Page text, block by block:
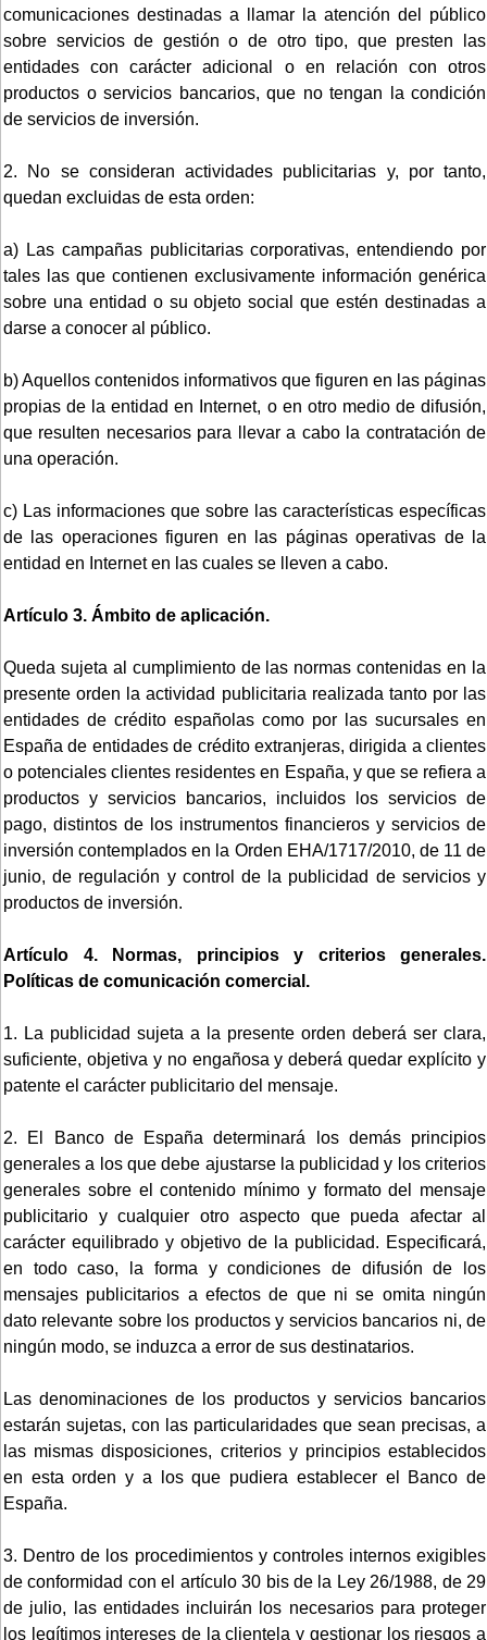
comunicaciones destinadas a llamar la atención del público
sobre servicios de gestión o de otro tipo, que presten las
entidades con carácter adicional o en relación con otros
productos o servicios bancarios, que no tengan la condición
de servicios de inversión.
2. No se consideran actividades publicitarias y, por tanto,
quedan excluidas de esta orden:
a) Las campañas publicitarias corporativas, entendiendo por
tales las que contienen exclusivamente información genérica
sobre una entidad o su objeto social que estén destinadas a
darse a conocer al público.
b) Aquellos contenidos informativos que figuren en las páginas
propias de la entidad en Internet, o en otro medio de difusión,
que resulten necesarios para llevar a cabo la contratación de
una operación.
c) Las informaciones que sobre las características específicas
de las operaciones figuren en las páginas operativas de la
entidad en Internet en las cuales se lleven a cabo.
Artículo 3. Ámbito de aplicación.
Queda sujeta al cumplimiento de las normas contenidas en la
presente orden la actividad publicitaria realizada tanto por las
entidades de crédito españolas como por las sucursales en
España de entidades de crédito extranjeras, dirigida a clientes
o potenciales clientes residentes en España, y que se refiera a
productos y servicios bancarios, incluidos los servicios de
pago, distintos de los instrumentos financieros y servicios de
inversión contemplados en la Orden EHA/1717/2010, de 11 de
junio, de regulación y control de la publicidad de servicios y
productos de inversión.
Artículo 4. Normas, principios y criterios generales.
Políticas de comunicación comercial.
1. La publicidad sujeta a la presente orden deberá ser clara,
suficiente, objetiva y no engañosa y deberá quedar explícito y
patente el carácter publicitario del mensaje.
2. El Banco de España determinará los demás principios
generales a los que debe ajustarse la publicidad y los criterios
generales sobre el contenido mínimo y formato del mensaje
publicitario y cualquier otro aspecto que pueda afectar al
carácter equilibrado y objetivo de la publicidad. Especificará,
en todo caso, la forma y condiciones de difusión de los
mensajes publicitarios a efectos de que ni se omita ningún
dato relevante sobre los productos y servicios bancarios ni, de
ningún modo, se induzca a error de sus destinatarios.
Las denominaciones de los productos y servicios bancarios
estarán sujetas, con las particularidades que sean precisas, a
las mismas disposiciones, criterios y principios establecidos
en esta orden y a los que pudiera establecer el Banco de
España.
3. Dentro de los procedimientos y controles internos exigibles
de conformidad con el artículo 30 bis de la Ley 26/1988, de 29
de julio, las entidades incluirán los necesarios para proteger
los legítimos intereses de la clientela y gestionar los riesgos a